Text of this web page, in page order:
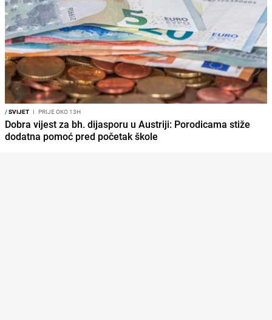
/SVIJET I PRIJE OKO 13H
Dobra vijest za bh. dijasporu u Austriji: Porodicama stiže
dodatna pomoć pred početak škole